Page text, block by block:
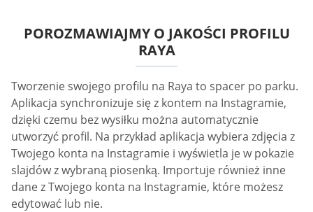
POROZMAWIAJMY O JAKOŚCI PROFILU
RAYA
Tworzenie swojego profilu na Raya to spacer po parku.
Aplikacja synchronizuje się z kontem na Instagramie,
dzięki czemu bez wysiłku można automatycznie
utworzyć profil. Na przykład aplikacja wybiera zdjęcia z
Twojego konta na Instagramie i wyświetla je w pokazie
slajdów z wybraną piosenką. Importuje również inne
dane z Twojego konta na Instagramie, które możesz
edytować lub nie.